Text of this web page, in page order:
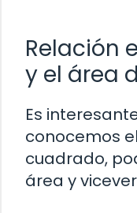
Relación
y el área
Es
conocemos
cuadrado,
área y